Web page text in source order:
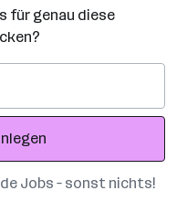
für genau diese
Jobs – sonst nichts!